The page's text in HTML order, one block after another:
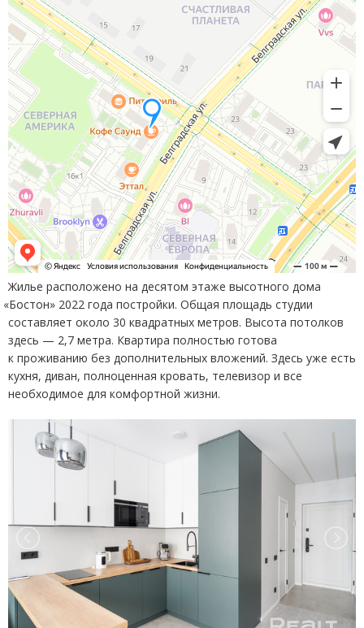
Жилье расположено на десятом этаже высотного дома
«Бостон» 2022 года постройки. Общая площадь студии
составляет около 30 квадратных метров. Высота потолков
здесь — 2,7 метра. Квартира полностью готова
к проживанию без дополнительных вложений. Здесь уже есть
кухня, диван, полноценная кровать, телевизор и все
необходимое для комфортной жизни.